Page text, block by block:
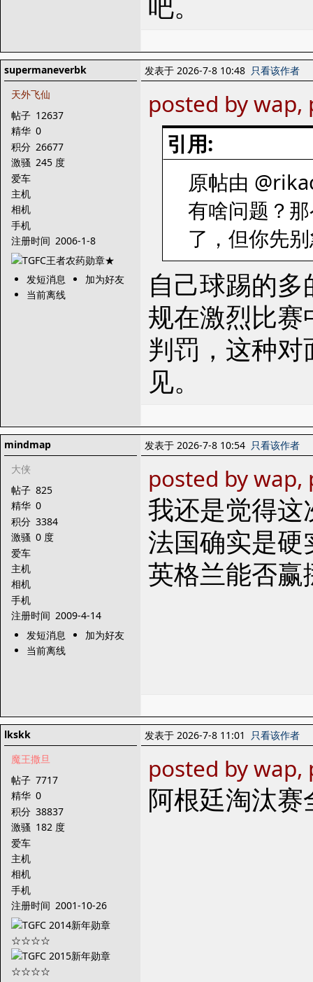
supermaneverbk
天外飞仙
帖子 12637
精华 0
积分 26677
激骚 245 度
爱车
主机
相机
手机
注册时间 2006-1-8
发短消息
加为好友
当前离线
发表于 2026-7-8 10:48 只看该作者
posted by
引用:
原帖由
有啥问题？
了，但你先
自己球踢的
规在激烈比
判罚，这种
见。
mindmap
大侠
帖子 825
精华 0
积分 3384
激骚 0 度
爱车
主机
相机
手机
注册时间 2009-4-14
发短消息
加为好友
当前离线
发表于 2026-7-8 10:54 只看该作者
posted by
我还是觉得
法国确实是硬
英格兰能否
lkskk
魔王撒旦
帖子 7717
精华 0
积分 38837
激骚 182 度
爱车
主机
相机
手机
注册时间 2001-10-26
发表于 2026-7-8 11:01 只看该作者
posted by
阿根廷淘汰